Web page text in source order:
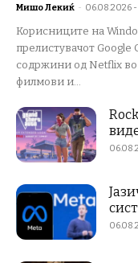
Мишо Лекиќ - 06.08.2026 -
Корисниците на
прелистувачот
содржини од Netflix во
филмови и...